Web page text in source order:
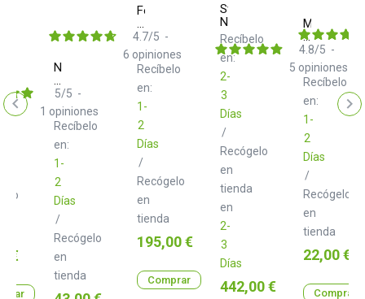
€
Neo
d+
TRS
Class
B
2.0
m
Recíbelo
en:
1-
2
Días
/
Recógelo
en
tienda
5/5 -
1 opiniones
Precio
Focal
Listen
Professional
Recíbelo
en:
1-
2
Días
/
Recógelo
en
tienda
4.7/5 -
6 opiniones
Precio
195,00 €
Comprar
Strymon
NightSky
Recíbelo
en:
2-
3
Días
/
Recógelo
en
tienda
en
2-
3
Días
Precio
442,00 €
MyVolts
Ripcord
AA928MS
Recíbelo
en:
1-
2
Días
/
Recógelo
en
tienda
4.8/5 -
5 opiniones
Precio
22,00 €
Comprar